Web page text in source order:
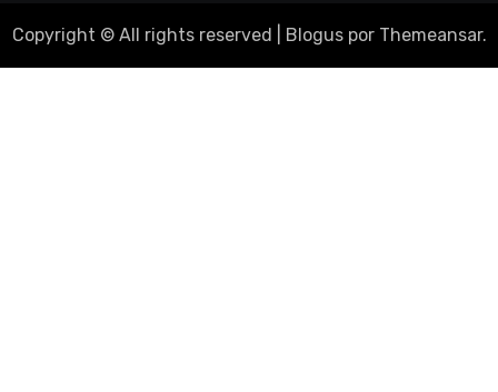
Copyright © All rights reserved Bloguspor Themeansar.